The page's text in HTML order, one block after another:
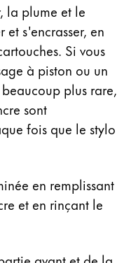
la plume et le
s'encrasser, en
Si vous
à piston ou un
plus rare,
sont
fois que le stylo
en remplissant
et en rinçant le